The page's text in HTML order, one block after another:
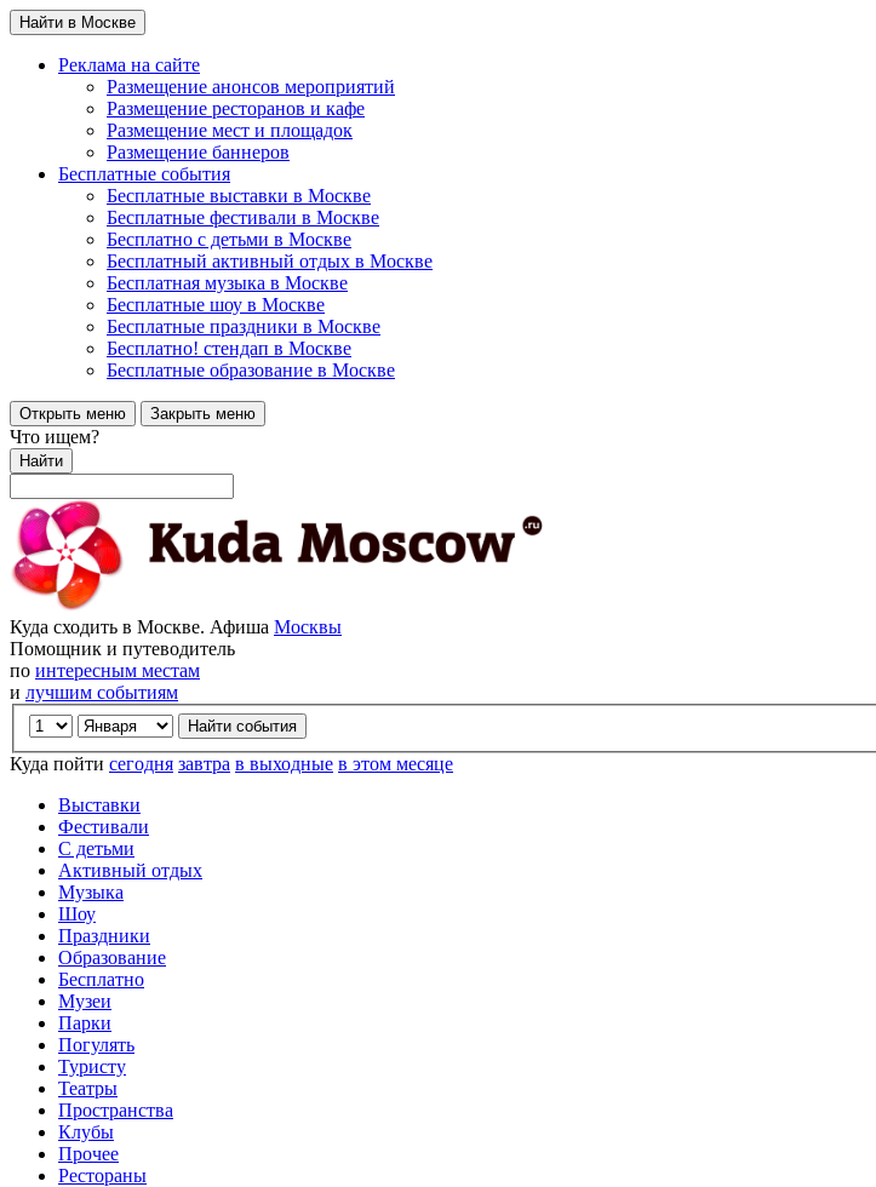
Найти в Москве
Реклама на сайте
Размещение анонсов мероприятий
Размещение ресторанов и кафе
Размещение мест и площадок
Размещение баннеров
Бесплатные события
Бесплатные выставки в Москве
Бесплатные фестивали в Москве
Бесплатно с детьми в Москве
Бесплатный активный отдых в Москве
Бесплатная музыка в Москве
Бесплатные шоу в Москве
Бесплатные праздники в Москве
Бесплатно! стендап в Москве
Бесплатные образование в Москве
Открыть меню Закрыть меню
Что ищем?
Найти
Куда сходить в Москве. Афиша Москвы
Помощник и путеводитель
по интересным местам
и лучшим событиям
Куда пойти сегодня завтра в выходные в этом месяце
Выставки
Фестивали
С детьми
Активный отдых
Музыка
Шоу
Праздники
Образование
Бесплатно
Музеи
Парки
Погулять
Туристу
Театры
Пространства
Клубы
Прочее
Рестораны